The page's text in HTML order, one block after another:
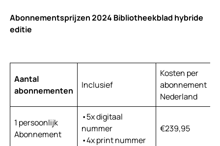
Abonnementsprijzen 2024 Bibliotheekblad hybride
editie
Aantal
abonnementen
Inclusief
Kosten per
abonnement
Nederland
1 persoonlijk
Abonnement
•5x digitaal
nummer
•4x print nummer
€239,95